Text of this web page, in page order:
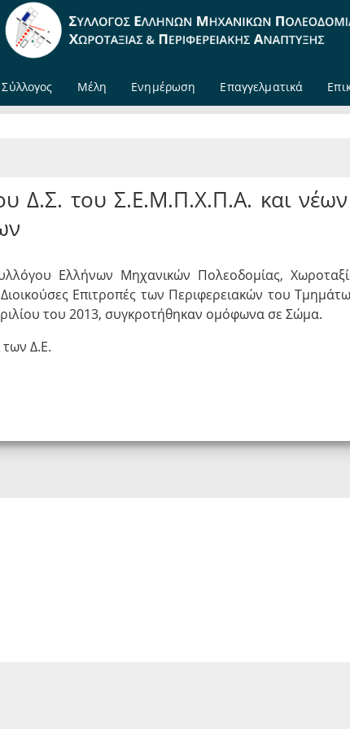
Μέλη Ενημέρωση Επαγγελματικά
Δ.Σ. του Σ.Ε.Μ.Π.Χ.Π.Α. και
Ελλήνων Μηχανικών Πολεοδομίας,
Επιτροπές των Περιφερειακών του
του 2013, συγκροτήθηκαν ομόφωνα σε Σώμα.
Δ.Ε.